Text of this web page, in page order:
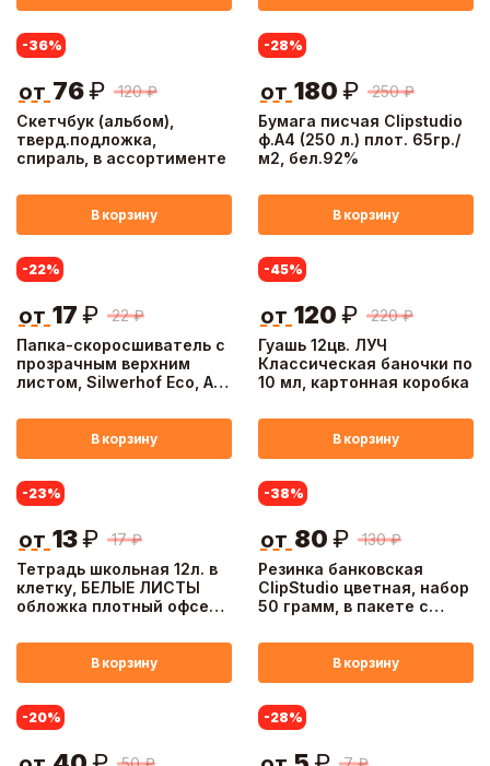
Скетчбук (альбом),
тверд.подложка,
спираль, в ассортименте
-36%
120 ₽
от 76₽
В корзину
Бумага писчая Clipstudio
ф.А4 (250 л.) плот. 65гр./
м2, бел.92%
-28%
250 ₽
от 180 ₽
В корзину
Папка-скоросшиватель с
прозрачным верхним
листом, Silwerhof Eco, А4,
cиний
-22%
22 ₽
от 17 ₽
В корзину
Гуашь 12цв. ЛУЧ
Классическая баночки по
10 мл, картонная коробка
-45%
220 ₽
от 120 ₽
В корзину
Тетрадь школьная 12л. в
клетку, БЕЛЫЕ ЛИСТЫ
обложка плотный офсет
-23%
17 ₽
от 13₽
В корзину
Резинка банковская
ClipStudio цветная, набор
50 грамм, в пакете с
-38%
130 ₽
от 80 ₽
В корзину
-20% -28%